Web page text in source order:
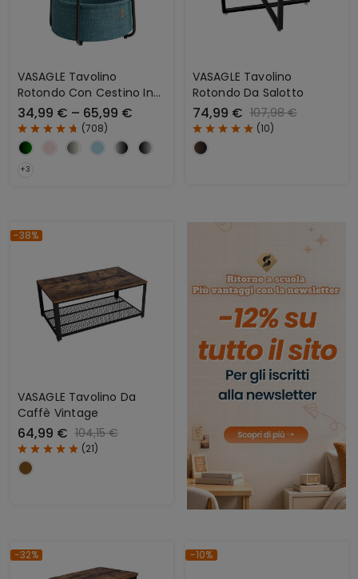
VASAGLE Tavolino
Rotondo Con Cestino In
Tessuto
34,99 € – 65,99 €
(708)
VASAGLE Tavolino
Rotondo Da Salotto
74,99 € 107,98 €
(10)
-38%
VASAGLE Tavolino Da
Caffè Vintage
64,99 € 104,15 €
(21)
-32% -10%